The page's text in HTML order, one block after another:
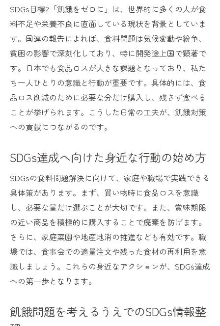
SDGs目標2「飢餓をゼロに」は、世界的に多くの人が食
料不足や栄養不良に直面している現状を背景としていま
す。国連の報告によれば、食料問題は気候変動や紛争、
貧困の影響で深刻化しており、特に開発途上国で顕著で
す。日本でも食品ロスが大きな課題となっており、私た
ち一人ひとりの意識と行動が重要です。具体的には、食
品ロス削減のために必要な分だけ購入し、残さず食べる
ことが挙げられます。こうした日常の工夫が、飢餓対策
への貢献につながるのです。
SDGs達成へ向けた身近な行動の始め方
SDGsの食料問題解決に向けて、家庭や職場で実践できる
具体策があります。まず、買い物時に食品ロスを意識
し、必要な量だけ選ぶことが大切です。また、賞味期限
の近い商品を積極的に購入することで廃棄を防げます。
さらに、家庭菜園や地産地消の推進なども有効です。職
場では、食事会での適量注文や残った食材の再利用を意
識しましょう。これらの身近なアクションが、SDGs達成
への第一歩となります。
飢餓問題を考えるうえでのSDGs情報整